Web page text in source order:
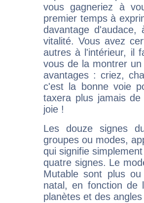
vous gagneriez à
premier temps à
davantage
vitalité. Vous avez
autres à l'intérieur, il
vous de la montrer
avantages : criez,
c'est la bonne voie
taxera plus jamais
joie !
Les douze signes
groupes ou modes,
qui signifie
quatre signes. Le
Mutable sont plus
natal, en fonction de
planètes et des